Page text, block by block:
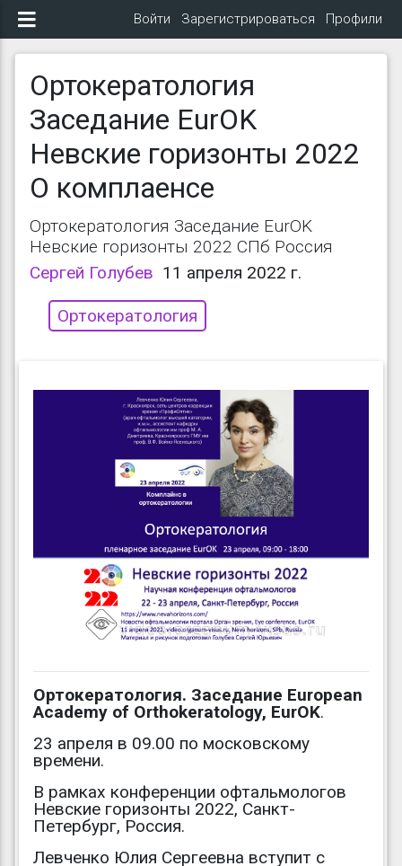
Войти Зарегистрироваться Профили
Ортокератология
Заседание EurOK
Невские горизонты 2022
О комплаенсе
Ортокератология Заседание EurOK
Невские горизонты 2022 СПб Россия
Сергей Голубев 11 апреля 2022 г.
Ортокератология
Ортокератология. Заседание European
Academy of Orthokeratology, EurOK.
23 апреля в 09.00 по московскому
времени.
В рамках конференции офтальмологов
Невские горизонты 2022, Санкт-
Петербург, Россия.
Левченко Юлия Сергеевна вступит с